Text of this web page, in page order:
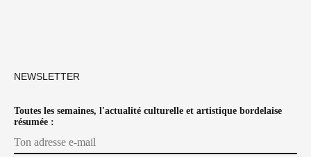
NEWSLETTER
Toutes les semaines, l'actualité culturelle et artistique bordelaise
résumée :